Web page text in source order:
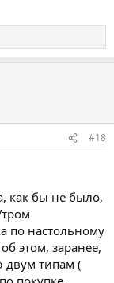
#18
как бы не было,
по настольному
этом, заранее,
двум типам (